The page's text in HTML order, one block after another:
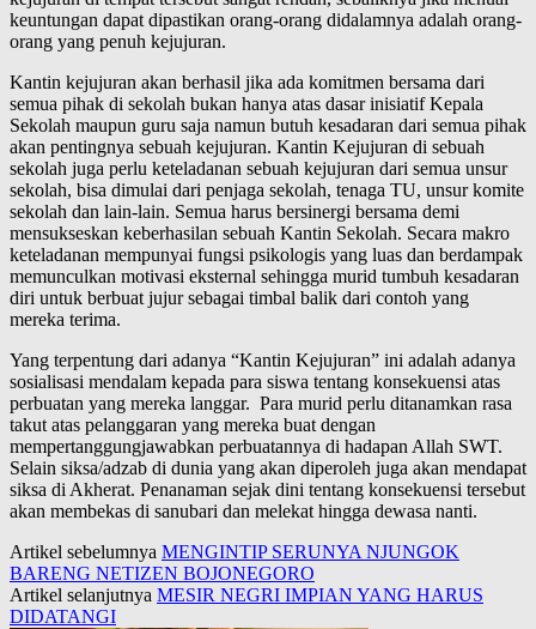
keuntungan dapat dipastikan orang-orang didalamnya adalah orang-
orang yang penuh kejujuran.
Kantin kejujuran akan berhasil jika ada komitmen bersama dari
semua pihak di sekolah bukan hanya atas dasar inisiatif Kepala
Sekolah maupun guru saja namun butuh kesadaran dari semua pihak
akan pentingnya sebuah kejujuran. Kantin Kejujuran di sebuah
sekolah juga perlu keteladanan sebuah kejujuran dari semua unsur
sekolah, bisa dimulai dari penjaga sekolah, tenaga TU, unsur komite
sekolah dan lain-lain. Semua harus bersinergi bersama demi
mensukseskan keberhasilan sebuah Kantin Sekolah. Secara makro
keteladanan mempunyai fungsi psikologis yang luas dan berdampak
memunculkan motivasi eksternal sehingga murid tumbuh kesadaran
diri untuk berbuat jujur sebagai timbal balik dari contoh yang
mereka terima.
Yang terpentung dari adanya “Kantin Kejujuran” ini adalah adanya
sosialisasi mendalam kepada para siswa tentang konsekuensi atas
perbuatan yang mereka langgar. Para murid perlu ditanamkan rasa
takut atas pelanggaran yang mereka buat dengan
mempertanggungjawabkan perbuatannya di hadapan Allah SWT.
Selain siksa/adzab di dunia yang akan diperoleh juga akan mendapat
siksa di Akherat. Penanaman sejak dini tentang konsekuensi tersebut
akan membekas di sanubari dan melekat hingga dewasa nanti.
Artikel sebelumnya MENGINTIP SERUNYA NJUNGOK
BARENG NETIZEN BOJONEGORO
Artikel selanjutnya MESIR NEGRI IMPIAN YANG HARUS
DIDATANGI